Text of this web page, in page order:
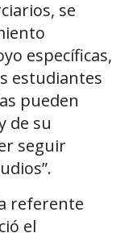
se
específicas,
estudiantes
pueden
de su
seguir
referente
el